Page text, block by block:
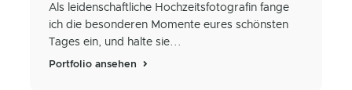
Als leidenschaftliche Hochzeitsfotografin fange
ich die besonderen Momente eures schönsten
Tages ein, und halte sie...
Portfolio ansehen